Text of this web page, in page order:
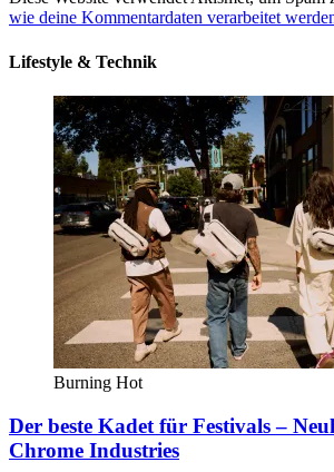
wie deine Kommentardaten verarbeitet
Lifestyle & Technik
Burning Hot
Der beste Kadet für Festivals –
Chrome Industries